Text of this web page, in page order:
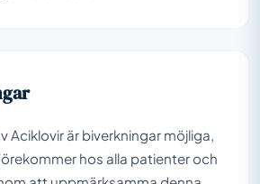
Aciklovir är biverkningar möjliga,
hos alla patienter och